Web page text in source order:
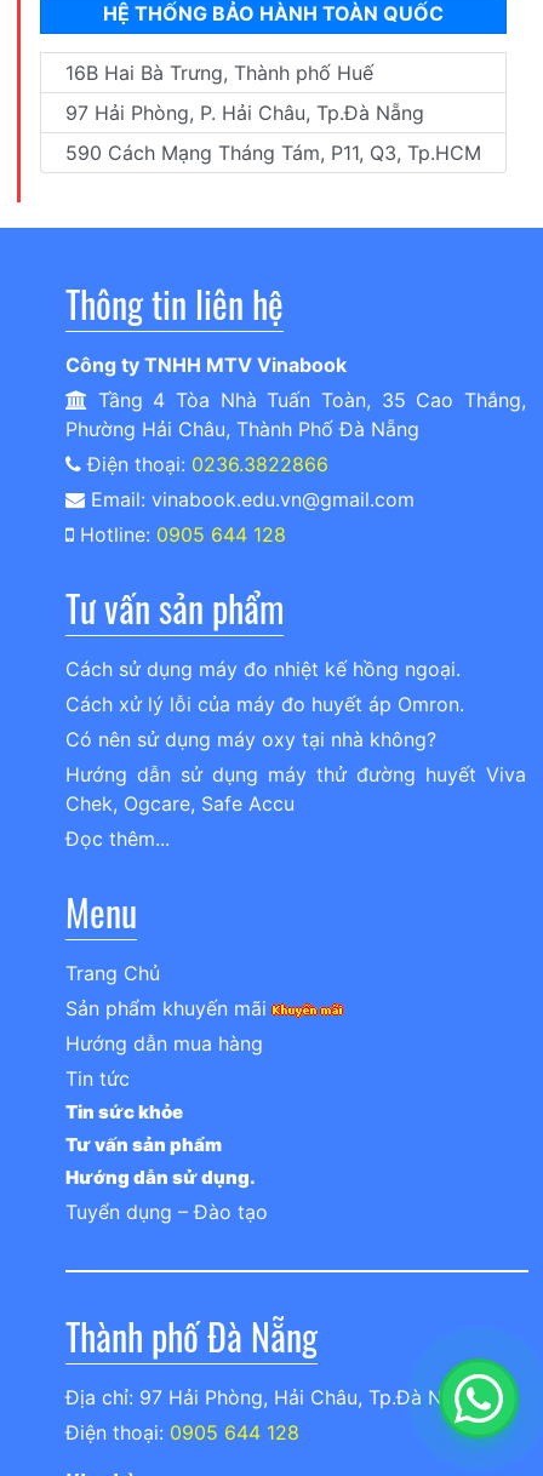
HỆ THỐNG BẢO HÀNH TOÀN QUỐC
16B Hai Bà Trưng, Thành phố Huế
97 Hải Phòng, P. Hải Châu, Tp.Đà Nẵng
590 Cách Mạng Tháng Tám, P11, Q3, Tp.HCM
Thông tin liên hệ
Công ty TNHH MTV Vinabook
Tầng 4 Tòa Nhà Tuấn Toàn, 35 Cao Thắng,
Phường Hải Châu, Thành Phố Đà Nẵng
Điện thoại: 0236.3822866
Email: vinabook.edu.vn@gmail.com
Hotline: 0905 644 128
Tư vấn sản phẩm
Cách sử dụng máy đo nhiệt kế hồng ngoại.
Cách xử lý lỗi của máy đo huyết áp Omron.
Có nên sử dụng máy oxy tại nhà không?
Hướng dẫn sử dụng máy thử đường huyết Viva
Chek, Ogcare, Safe Accu
Đọc thêm...
Menu
Trang Chủ
Sản phẩm khuyến mãi
Hướng dẫn mua hàng
Tin tức
Tin sức khỏe
Tư vấn sản phẩm
Hướng dẫn sử dụng.
Tuyển dụng – Đào tạo
Thành phố Đà Nẵng
Địa chỉ: 97 Hải Phòng, Hải Châu, Tp.Đà Nẵng
Điện thoại: 0905 644 128